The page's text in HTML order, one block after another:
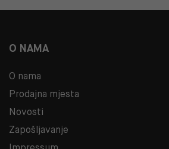
O NAMA
O nama
Prodajna mjesta
Novosti
Zapošljavanje